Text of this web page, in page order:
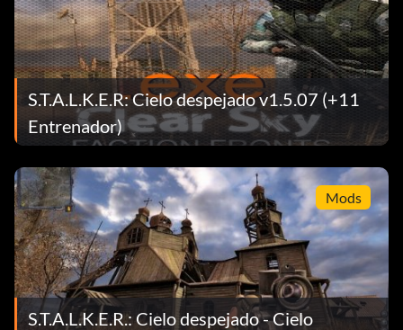
S.T.A.L.K.E.R: Cielo despejado v1.5.07 (+11
Entrenador)
Mods
S.T.A.L.K.E.R.: Cielo despejado - Cielo